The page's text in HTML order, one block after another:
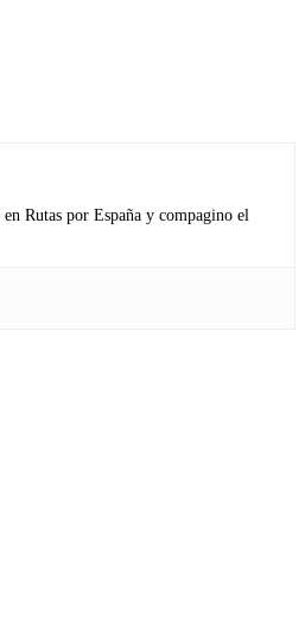
Rutas por España y compagino el